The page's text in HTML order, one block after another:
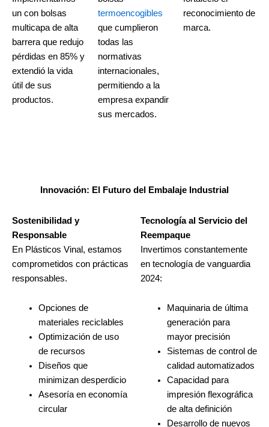
un con bolsas
multicapa de alta
barrera que redujo
pérdidas en 85% y
extendió la vida
útil de sus
productos.
termoencogibles
que cumplieron
todas las
normativas
internacionales,
permitiendo a la
empresa expandir
sus mercados.
reconocimiento de
marca.
Innovación: El Futuro del Embalaje Industrial
Sostenibilidad y
Responsable
En Plásticos Vinal, estamos
comprometidos con prácticas
responsables.
Opciones de
materiales reciclables
Optimización de uso
de recursos
Diseños que
minimizan desperdicio
Asesoría en economía
circular
Tecnología al Servicio del
Reempaque
Invertimos constantemente
en tecnología de vanguardia
2024:
Maquinaria de última
generación para
mayor precisión
Sistemas de control de
calidad automatizados
Capacidad para
impresión flexográfica
de alta definición
Desarrollo de nuevos